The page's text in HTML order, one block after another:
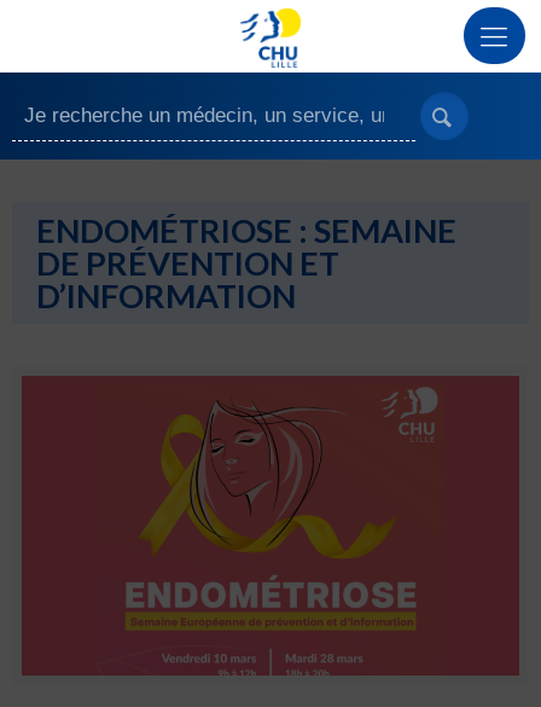
ENDOMÉTRIOSE : SEMAINE
DE PRÉVENTION ET
D’INFORMATION